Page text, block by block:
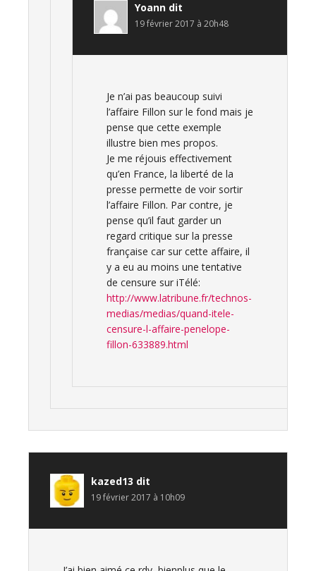
Yoann dit
19 février 2017 à 20h48
Je n’ai pas beaucoup suivi
l’affaire Fillon sur le fond mais je
pense que cette exemple
illustre bien mes propos.
Je me réjouis effectivement
qu’en France, la liberté de la
presse permette de voir sortir
l’affaire Fillon. Par contre, je
pense qu’il faut garder un
regard critique sur la presse
française car sur cette affaire, il
y a eu au moins une tentative
de censure sur iTélé:
http://www.latribune.fr/technos-
medias/medias/quand-itele-
censure-l-affaire-penelope-
fillon-633889.html
kazed13 dit
19 février 2017 à 10h09